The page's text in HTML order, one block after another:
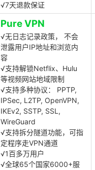
√7天退款保证
Pure VPN
√无日志记录政策， 不会
泄露用户IP地址和浏览内
容
√支持解锁Netflix、Hulu
等视频网站地域限制
√支持多种协议： PPTP,
IPSec, L2TP, OpenVPN,
IKEv2, SSTP, SSL,
WireGuard
√支持拆分隧道功能，可指
定程序走VPN通道
√1百多万用户
√全球65个国家6000+服